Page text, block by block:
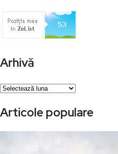
Arhivă
Arhivă
Articole populare